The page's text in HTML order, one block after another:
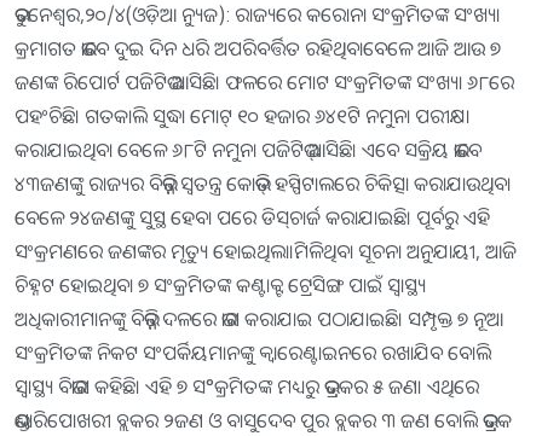
ଭୁବନେଶ୍ୱର,୨୦/୪(ଓଡ଼ିଆ ନ୍ୟୁଜ): ରାଜ୍ୟରେ କରୋନା ସଂକ୍ରମିତଙ୍କ ସଂଖ୍ୟା
କ୍ରମାଗତ ଭାବେ ଦୁଇ ଦିନ ଧରି ଅପରିବର୍ତ୍ତିତ ରହିଥିବାବେଳେ ଆଜି ଆଉ ୭
ଜଣଙ୍କ ରିପୋର୍ଟ ପଜିଟିଭ ଆସିଛି। ଫଳରେ ମୋଟ ସଂକ୍ରମିତଙ୍କ ସଂଖ୍ୟା ୬୮ରେ
ପହଂଚିଛି। ଗତକାଲି ସୁଦ୍ଧା ମୋଟ୍‍ ୧୦ ହଜାର ୬୪୧ଟି ନମୁନା ପରୀକ୍ଷା
କରାଯାଇଥିବା ବେଳେ ୬୮ଟି ନମୁନା ପଜିଟିଭ୍‍ ଆସିଛି। ଏବେ ସକ୍ରିୟ ଭାବେ
୪୩ଜଣଙ୍କୁ ରାଜ୍ୟର ବିଭିନ୍ନ ସ୍ୱତନ୍ତ୍ର କୋଭିଡ୍‍ ହସ୍ପିଟାଲରେ ଚିକିତ୍ସା କରାଯାଉଥିବା
ବେଳେ ୨୪ଜଣଙ୍କୁ ସୁସ୍ଥ ହେବା ପରେ ଡିସ୍‍ଚାର୍ଜ କରାଯାଇଛି। ପୂର୍ବରୁ ଏହି
ସଂକ୍ରମଣରେ ଜଣଙ୍କର ମୃତ୍ୟୁ ହୋଇଥିଲା।ମିଳିଥିବା ସୂଚନା ଅନୁଯାୟୀ, ଆଜି
ଚିହ୍ନଟ ହୋଇଥିବା ୭ ସଂକ୍ରମିତଙ୍କ କଣ୍ଟାକ୍ଟ ଟ୍ରେସିଙ୍ଗ ପାଇଁ ସ୍ୱାସ୍ଥ୍ୟ
ଅଧିକାରୀମାନଙ୍କୁ ବିଭିନ୍ନ ଦଳରେ ଭାଗ କରାଯାଇ ପଠାଯାଇଛି। ସମ୍ପୃକ୍ତ ୭ ନୂଆ
ସଂକ୍ରମିତଙ୍କ ନିକଟ ସଂପର୍କିୟମାନଙ୍କୁ କ୍ୱାରେଣ୍ଟାଇନରେ ରଖାଯିବ ବୋଲି
ସ୍ୱାସ୍ଥ୍ୟ ବିଭାଗ କହିଛି। ଏହି ୭ ସ°କ୍ରମିତଙ୍କ ମଧ୍ୟରୁ ଭଦ୍ରକର ୫ ଜଣ। ଏଥିରେ
ଭଣ୍ଡାରିପୋଖରୀ ବ୍ଲକର ୨ଜଣ ଓ ବାସୁଦେବ ପୁର ବ୍ଲକର ୩ ଜଣ ବୋଲି ଭଦ୍ରକ